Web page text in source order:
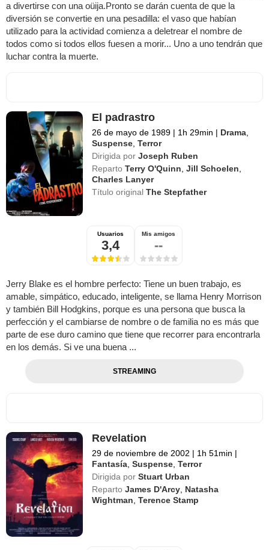
a divertirse con una oüija.Pronto se darán cuenta de que la
diversión se convertie en una pesadilla: el vaso que habían
utilizado para la actividad comienza a deletrear el nombre de
todos como si todos ellos fuesen a morir... Uno a uno tendrán que
luchar contra la muerte.
El padrastro
26 de mayo de 1989 | 1h 29min | Drama
Suspense ,Terror
Dirigida por Joseph Ruben
Reparto Terry O'Quinn ,Jill Schoelen
Charles Lanyer
Título originalThe Stepfather
Usuarios
3,4
Mis amigos
--
Jerry Blake es el hombre perfecto: Tiene un buen trabajo, es
amable, simpático, educado, inteligente, se llama Henry Morrison
y también Bill Hodgkins, porque es una persona que busca la
perfección y el cambiarse de nombre o de familia no es más que
parte de ese duro camino que tiene que recorrer para encontrarla
en los demás. Si ve una buena ...
STREAMING
Revelation
29 de noviembre de 2002 | 1h 51min |
Fantasía ,Suspense ,Terror
Dirigida por Stuart Urban
Reparto James D'Arcy Natasha
Wightman ,Terence Stamp